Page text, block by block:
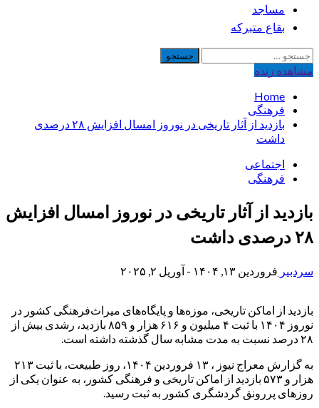
مساجد
بقاع متبرکه
جستجو
برای:
مشاهده‌ زنده
Home
فرهنگی
بازدید از آثار تاریخی در نوروز امسال افزایش ۲۸ درصدی
داشت
اجتماعی
فرهنگی
بازدید از آثار تاریخی در نوروز امسال افزایش
۲۸ درصدی داشت
سردبیر فروردین ۱۳, ۱۴۰۴ - آوریل ۲, ۲۰۲۵
بازدید از اماکن تاریخی، موزه‌ها و پایگاه‌های میراث‌فرهنگی کشور در
نوروز ۱۴۰۴ با ثبت ۴ میلیون و ۶۱۶ هزار و ۸۵۹ بازدید، رشدی بیش از
۲۸ درصد نسبت به مدت مشابه سال گذشته داشته است.
به گزارش معراج نیوز ، ۱۳ فروردین ۱۴۰۴، روز طبیعت، با ثبت ۲۱۳
هزار و ۵۷۳ بازدید از اماکن تاریخی و فرهنگی کشور، به عنوان یکی از
روزهای پررونق گردشگری کشور به ثبت رسید.